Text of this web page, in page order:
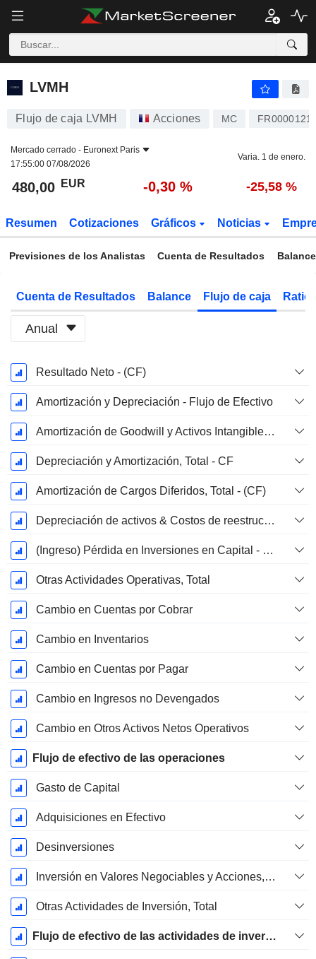
LVMH
LVMH
Flujo de caja LVMH Acciones MC
Mercado cerrado - Euronext Paris
17:55:00 07/08/2026
Varia. 1 de enero.
480,00 EUR -0,30 % -25,58 %
Resumen Cotizaciones Gráficos Noticias
Previsiones de los Analistas Cuenta de Resultados Balance
Cuenta de Resultados Balance Flujo de caja
Anual
Período
fiscal:
Diciembre
Resultado Neto - (CF)
Amortización y Depreciación - Flujo de Efectivo
Amortización de Goodwill y Activos Intangibles - (CF) - (Específico del Modelo)
Depreciación y Amortización, Total - CF
Amortización de Cargos Diferidos, Total - (CF)
Depreciación de activos & Costos de reestructuración
(Ingreso) Pérdida en Inversiones en Capital - (CF)
Otras Actividades Operativas, Total
Cambio en Cuentas por Cobrar
Cambio en Inventarios
Cambio en Cuentas por Pagar
Cambio en Ingresos no Devengados
Cambio en Otros Activos Netos Operativos
Flujo de efectivo de las operaciones
Gasto de Capital
Adquisiciones en Efectivo
Desinversiones
Inversión en Valores Negociables y Acciones, Total
Otras Actividades de Inversión, Total
Flujo de efectivo de las actividades de inversión